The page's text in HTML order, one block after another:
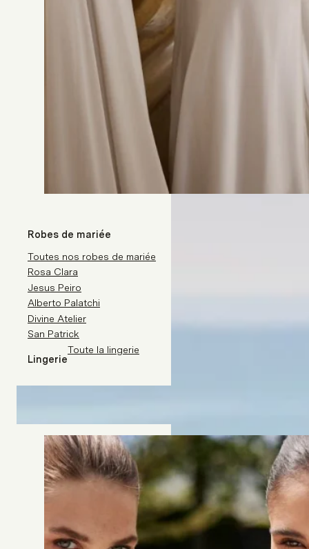
Robes de mariée
Toutes nos robes de mariée
Rosa Clara
Jesus Peiro
Alberto Palatchi
Divine Atelier
San Patrick
Lingerie
Toute la lingerie